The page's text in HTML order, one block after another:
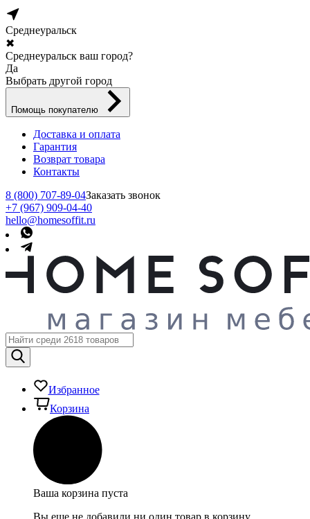
Среднеуральск
✖
Среднеуральск ваш город?
Да
Выбрать другой город
Помощь покупателю
Доставка и оплата
Гарантия
Возврат товара
Контакты
8 (800) 707-89-04Заказать звонок
+7 (967) 909-04-40
hello@homesoffit.ru
Избранное
Корзина
Ваша корзина пуста